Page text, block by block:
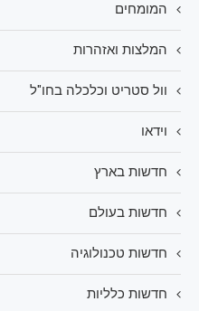
המומחים
המלצות ואזהרות
וול סטריט וכלכלה בחו"ל
וידאו
חדשות בארץ
חדשות בעולם
חדשות טכנולוגיה
חדשות כלליות